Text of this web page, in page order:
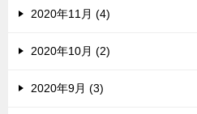
2020年11月 (4)
2020年10月 (2)
2020年9月 (3)